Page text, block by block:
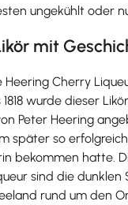
ungekühlt oder
mit
Cherry
wurde dieser
Peter Heering
später so
bekommen hatte.
sind die dunklen
rund um den